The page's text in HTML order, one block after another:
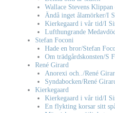
Wallace Stevens
Ändå inget ålamörker/I
Kierkegaard i vår tid/I
Lufthungrande
Stefan Foconi
Hade en bror/Stefan
Om trädgårdskonsten/S
René Girard
Anorexi och../René
Syndabocken/René
Kierkegaard
Kierkegaard i vår tid/I
En flykting korsar sitt